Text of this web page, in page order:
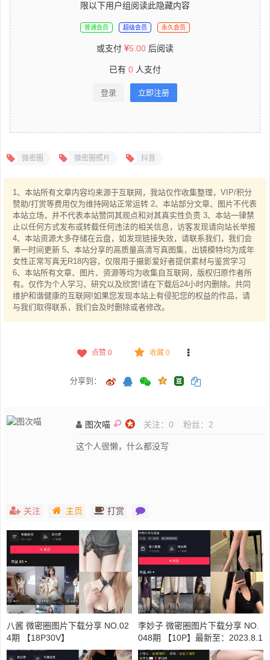
限以下用户组阅读此隐藏内容
普通会员 超级会员 永久会员
或支付 5.00 后阅读
已有 0 人支付
登录 立即注册
微密圈 微密圈照片 抖音
1、本站所有文章内容均来源于互联网，我站仅作收集整理，VIP/积分
赞助/打赏等费用仅为维持网站正常运转 2、本站部分文章、图片不代表
本站立场，并不代表本站赞同其观点和对其真实性负责 3、本站一律禁
止以任何方式发布或转载任何违法的相关信息，访客发现请向站长举报
4、本站资源大多存储在云盘，如发现链接失效，请联系我们，我们会
第一时间更新 5、本站分享的高质量高清写真图集，出镜模特均为成年
女性正常写真无R18内容，仅限用于摄影爱好者提供素材与鉴赏学习
6、本站所有文章、图片、资源等均为收集自互联网，版权归原作者所
有。仅作为个人学习、研究以及欣赏!请在下载后24小时内删除。共同
维护和谐健康的互联网!如果您发现本站上有侵犯您的权益的作品，请
与我们取得联系，我们会及时删除或者修改。
点赞 0 收藏 0
分享到：
图次喵 关注： 0 粉丝： 2
这个人很懒，什么都没写
关注 主页 打赏
八酱 微密圈图片下载分享 NO.02
4期 【18P30V】
李妙子 微密圈图片下载分享 NO.
048期 【10P】最新至：2023.8.1
5